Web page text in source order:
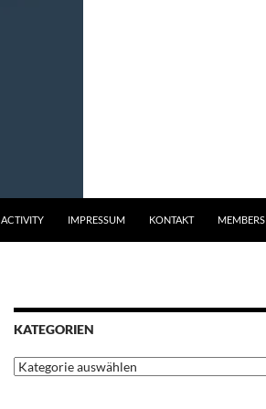
ACTIVITY IMPRESSUM KONTAKT MEMBERS
KATEGORIEN
Kategorien